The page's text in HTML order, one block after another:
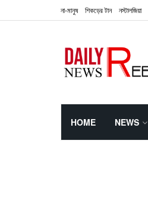
না-মানুষ শিকড়ের টান নস্টালজিয়া
HOME NEWS